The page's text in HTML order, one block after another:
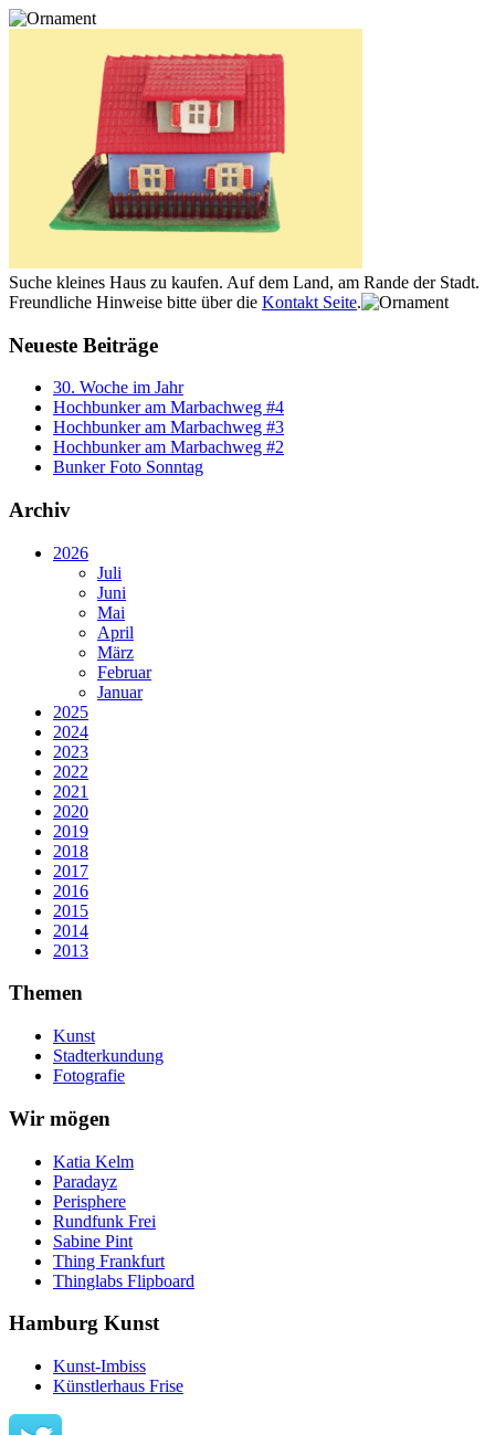
Suche kleines Haus zu kaufen. Auf dem Land, am Rande der Stadt.
Freundliche Hinweise bitte über die Kontakt Seite.
Neueste Beiträge
30. Woche im Jahr
Hochbunker am Marbachweg #4
Hochbunker am Marbachweg #3
Hochbunker am Marbachweg #2
Bunker Foto Sonntag
Archiv
2026
Juli
Juni
Mai
April
März
Februar
Januar
2025
2024
2023
2022
2021
2020
2019
2018
2017
2016
2015
2014
2013
Themen
Kunst
Stadterkundung
Fotografie
Wir mögen
Katia Kelm
Paradayz
Perisphere
Rundfunk Frei
Sabine Pint
Thing Frankfurt
Thinglabs Flipboard
Hamburg Kunst
Kunst-Imbiss
Künstlerhaus Frise